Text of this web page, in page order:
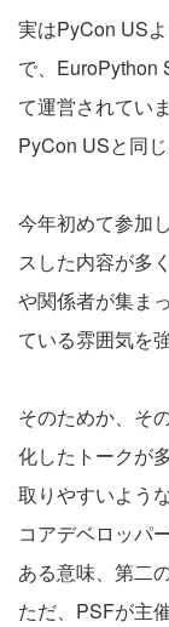
実はPyCon US
で、EuroPython
て運営されてい
PyCon USと同じ
今年初めて参加
スした内容が多
や関係者が集ま
ている雰囲気を
そのためか、そ
化したトークが
取りやすいよう
コアデベロッパ
ある意味、第二
ただ、PSFが主